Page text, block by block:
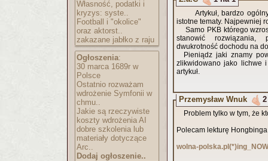
Własność, podatki i
kryzys: syste..
Football i "okolice"
oraz aktorst..
zakazane jabłko z raju
Ogłoszenia:
30 marca 1689r w
Polsce
Ostatnio rozważam
wdrożenie Symfonii w
chmu..
Jakie są rzeczywiste
koszty wdrożenia AI
dobre szkolenia lub
materiały dotyczące
Arc..
Dodaj ogłoszenie..
Artykuł, bardzo
istotne tematy. Najpewniej
Samo PKB którego
stanowić
dwukrotność dochodu na
Pieniądz jaki znamy
zlikwidowano jako lichwe
artykuł.
Przemysław Wnuk
Problem tylko w tym, że
Polecam lekturę Hongbinga
wolna-